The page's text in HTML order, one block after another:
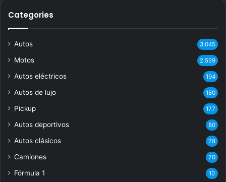
Categories
Autos 3.045
Motos 2.559
Autos eléctricos 194
Autos de lujo 180
Pickup 177
Autos deportivos 80
Autos clásicos 78
Camiones 70
Fórmula 1 10